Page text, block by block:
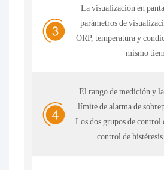
La visualización en
parámetros de
ORP, temperatura y
mismo
El rango de medición y
límite de alarma de
Los dos grupos de control
control de histéresis